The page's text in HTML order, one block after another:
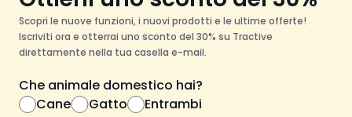
Scopri le nuove funzioni, i nuovi prodotti e le ultime offerte!
Iscriviti ora e otterrai uno sconto del 30% su Tractive
direttamente nella tua casella e-mail.
Che animale domestico hai?
Cane
Gatto Entrambi